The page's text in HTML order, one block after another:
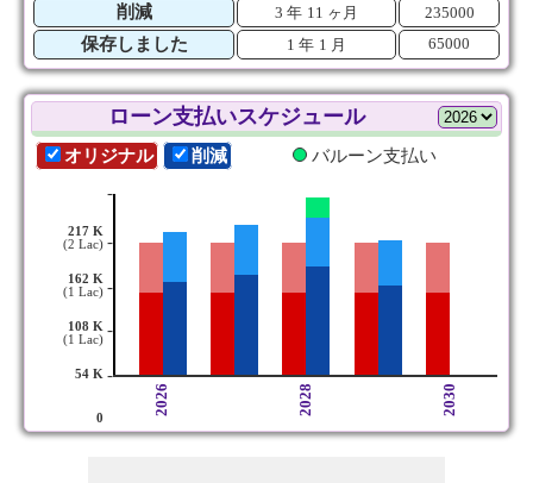
削減 3 年 11 ヶ月 235000
保存しました 1 年 1 月 65000
ローン支払いスケジュール
オリジナル 削減 バルーン支払い
217 K
(2 Lac)
162 K
(1 Lac)
108 K
(1 Lac)
54 K
0
-
-
-
-
-
2026 2028 2030